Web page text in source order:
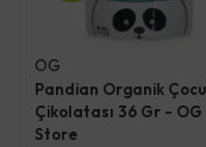
OG
Pandian Organik
Çikolatası 36 Gr - OG
Store